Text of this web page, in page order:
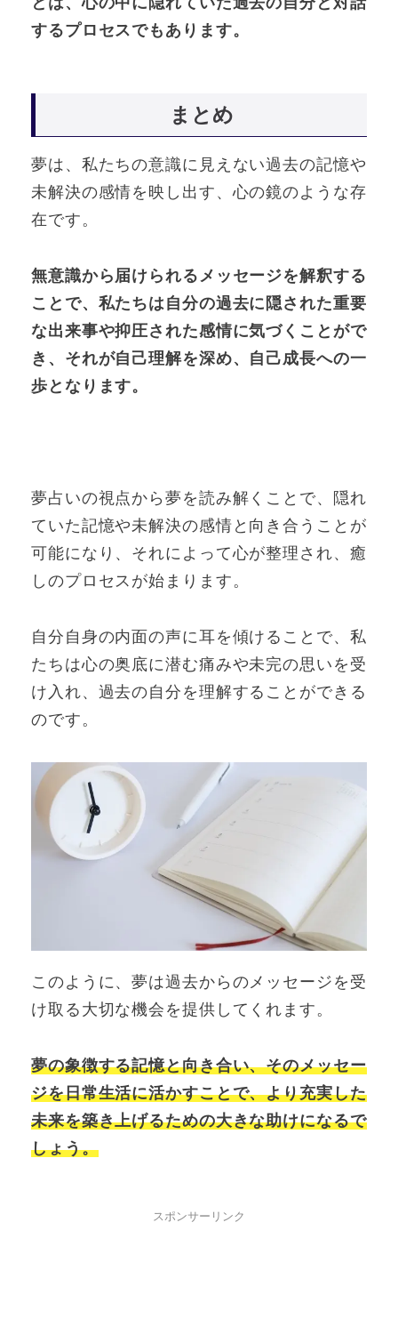
するプロセスでもあります。
まとめ
夢は、私たちの意識に見えない過去の記憶や
未解決の感情を映し出す、心の鏡のような存
在です。
無意識から届けられるメッセージを解釈する
ことで、私たちは自分の過去に隠された重要
な出来事や抑圧された感情に気づくことがで
き、それが自己理解を深め、自己成長への一
歩となります。
夢占いの視点から夢を読み解くことで、隠れ
ていた記憶や未解決の感情と向き合うことが
可能になり、それによって心が整理され、癒
しのプロセスが始まります。
自分自身の内面の声に耳を傾けることで、私
たちは心の奥底に潜む痛みや未完の思いを受
け入れ、過去の自分を理解することができる
のです。
このように、夢は過去からのメッセージを受
け取る大切な機会を提供してくれます。
夢の象徴する記憶と向き合い、そのメッセー
ジを日常生活に活かすことで、より充実した
未来を築き上げるための大きな助けになるで
しょう。
スポンサーリンク